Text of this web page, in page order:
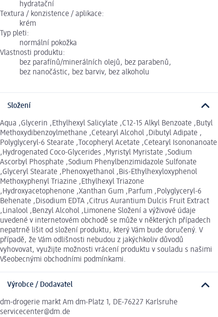
hydratační
Textura / konzistence / aplikace:
krém
Typ pleti:
normální pokožka
Vlastnosti produktu:
bez parafínů/minerálních olejů, bez parabenů,
bez nanočástic, bez barviv, bez alkoholu
Složení
Aqua ,Glycerin ,Ethylhexyl Salicylate ,C12-15 Alkyl Benzoate ,Butyl
Methoxydibenzoylmethane ,Cetearyl Alcohol ,Dibutyl Adipate ,
Polyglyceryl-6 Stearate ,Tocopheryl Acetate ,Cetearyl Isononanoate
,Hydrogenated Coco-Glycerides ,Myristyl Myristate ,Sodium
Ascorbyl Phosphate ,Sodium Phenylbenzimidazole Sulfonate
,Glyceryl Stearate ,Phenoxyethanol ,Bis-Ethylhexyloxyphenol
Methoxyphenyl Triazine ,Ethylhexyl Triazone
,Hydroxyacetophenone ,Xanthan Gum ,Parfum ,Polyglyceryl-6
Behenate ,Disodium EDTA ,Citrus Aurantium Dulcis Fruit Extract
,Linalool ,Benzyl Alcohol ,Limonene Složení a výživové údaje
uvedené v internetovém obchodě se může v některých případech
nepatrně lišit od složení produktu, který Vám bude doručený. V
případě, že Vám odlišnosti nebudou z jakýchkoliv důvodů
vyhovovat, využijte možnosti vrácení produktu v souladu s našimi
Všeobecnými obchodními podmínkami.
Výrobce / Dodavatel
dm-drogerie markt Am dm-Platz 1, DE-76227 Karlsruhe
servicecenter@dm.de